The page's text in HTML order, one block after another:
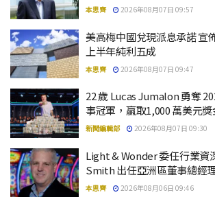
本思齊 2026年08月07日 09:57
美高梅中國兌現派息承諾 宣
上半年純利五成
本思齊 2026年08月07日 09:47
22 歲 Lucas Jumalon 勇奪
事冠軍，贏取1,000 萬美元獎
新聞編輯部 2026年08月07日 09:30
Light & Wonder 委任行業資
Smith 出任亞洲區董事總經
本思齊 2026年08月06日 09:46